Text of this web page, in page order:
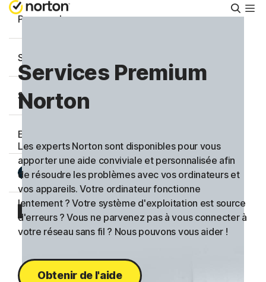
Personnel
Small Business
Support
Essayer gratuitement
Belgique
Connexion
Services Premium
Norton
Les experts Norton sont disponibles pour vous
apporter une aide conviviale et personnalisée afin
de résoudre les problèmes avec vos ordinateurs et
vos appareils. Votre ordinateur fonctionne
lentement ? Votre système d'exploitation est source
d'erreurs ? Vous ne parvenez pas à vous connecter à
votre réseau sans fil ? Nous pouvons vous aider !
Obtenir de l'aide